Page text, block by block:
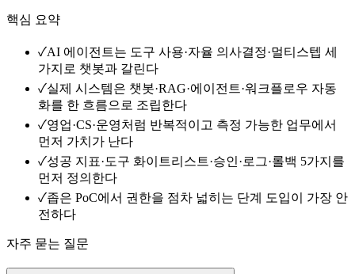
핵심 요약
✓AI 에이전트는 도구 사용·자율 의사결정·멀티스텝 세
가지로 챗봇과 갈린다
✓실제 시스템은 챗봇·RAG·에이전트·워크플로우 자동
화를 한 흐름으로 조립한다
✓영업·CS·운영처럼 반복적이고 측정 가능한 업무에서
먼저 가치가 난다
✓성공 지표·도구 화이트리스트·승인·로그·롤백 5가지를
먼저 정의한다
✓좁은 PoC에서 권한을 점차 넓히는 단계 도입이 가장 안
전하다
자주 묻는 질문